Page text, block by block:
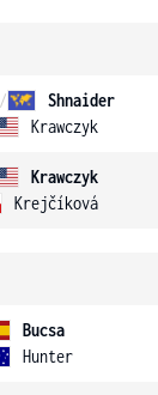
/
Shnaider
Krawczyk
Krawczyk
Krejčíková
Bucsa
Hunter